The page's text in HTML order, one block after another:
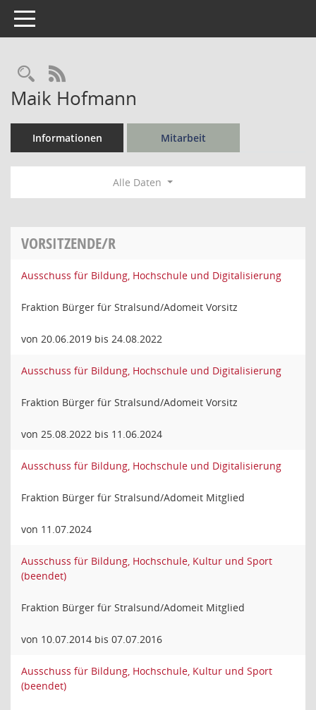
Toggle navigation
Rechercheauswahl
RSS-Feed
Maik Hofmann
Informationen Mitarbeit
Alle Daten
VORSITZENDE/R
Ausschuss für Bildung, Hochschule und Digitalisierung
Fraktion Bürger für Stralsund/Adomeit Vorsitz
von 20.06.2019 bis 24.08.2022
Ausschuss für Bildung, Hochschule und Digitalisierung
Fraktion Bürger für Stralsund/Adomeit Vorsitz
von 25.08.2022 bis 11.06.2024
Ausschuss für Bildung, Hochschule und Digitalisierung
Fraktion Bürger für Stralsund/Adomeit Mitglied
von 11.07.2024
Ausschuss für Bildung, Hochschule, Kultur und Sport
(beendet)
Fraktion Bürger für Stralsund/Adomeit Mitglied
von 10.07.2014 bis 07.07.2016
Ausschuss für Bildung, Hochschule, Kultur und Sport
(beendet)